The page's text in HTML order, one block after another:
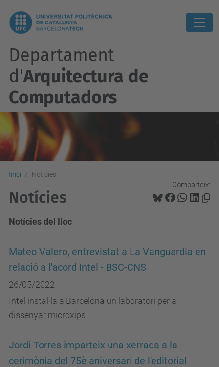
Departament
d'Arquitectura de
Computadors
Inici Notícies
Comparteix:
Notícies
Notícies del lloc
Mateo Valero, entrevistat a La Vanguardia en
relació a l'acord Intel - BSC-CNS
26/05/2022
Intel instal·la a Barcelona un laboratori per a
dissenyar microxips
Jordi Torres imparteix una xerrada a la
cerimònia del 75è aniversari de l'editorial